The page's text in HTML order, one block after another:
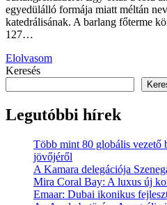
egyedülálló formája miatt méltán
katedrálisának. A barlang főterme
127…
Elolvasom
Keresés
Legutóbbi hírek
Több mint 80 globális vezető
jövőjéről
A Kamara delegációja
Mira Coral Bay: A luxus új
Emaar: Dubai ikonikus